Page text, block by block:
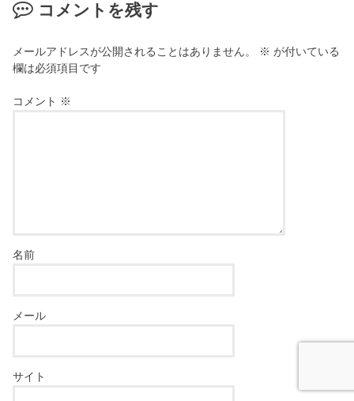
コメントを残す
メールアドレスが公開されることはありません。 ※ が付いている
欄は必須項目です
コメント ※
名前
メール
サイト